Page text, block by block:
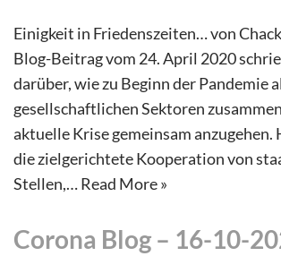
Einigkeit in Friedenszeiten… von
Blog-Beitrag vom 24. April 2020
darüber, wie zu Beginn der Pandemie
gesellschaftlichen Sektoren
aktuelle Krise gemeinsam anzugehen.
die zielgerichtete Kooperation von
Stellen,…Read More »
Corona Blog – 16-10-